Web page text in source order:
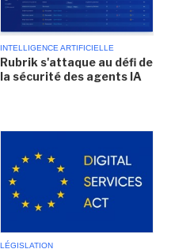
INTELLIGENCE ARTIFICIELLE
Rubrik s'attaque au défi de
la sécurité des agents IA
LÉGISLATION